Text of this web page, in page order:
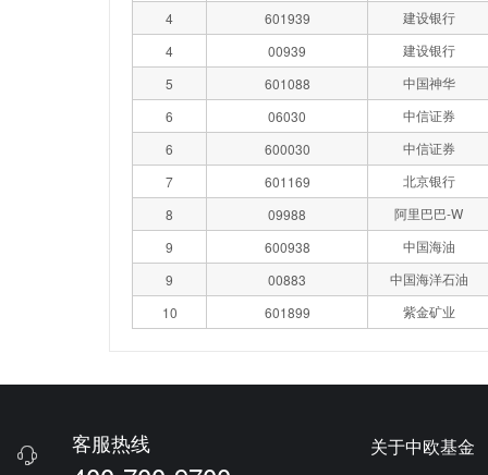
4
601939
建设银行
4
00939
建设银行
5
601088
中国神华
6
06030
中信证券
6
600030
中信证券
7
601169
北京银行
8
09988
阿里巴巴-W
9
600938
中国海油
9
00883
中国海洋石油
10
601899 紫金矿业
 客服热线 关于中欧基金